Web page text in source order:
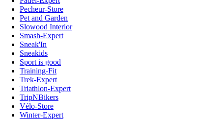
Pecheur-Store
Pet and Garden
Slowood Interior
Smash-Expert
Sneak'In
Sneakids
Sport is good
Training-Fit
Trek-Expert
Triathlon-Expert
TripNBikers
Vélo-Store
Winter-Expert